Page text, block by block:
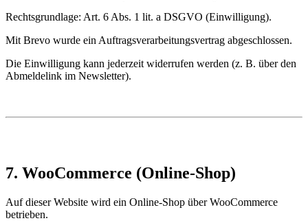
Rechtsgrundlage: Art. 6 Abs. 1 lit. a DSGVO (Einwilligung).
Mit Brevo wurde ein Auftragsverarbeitungsvertrag abgeschlossen.
Die Einwilligung kann jederzeit widerrufen werden (z. B. über den
Abmeldelink im Newsletter).
7. WooCommerce (Online-Shop)
Auf dieser Website wird ein Online-Shop über WooCommerce
betrieben.